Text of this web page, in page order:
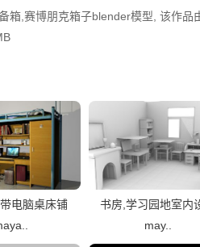
箱,赛博朋克箱子blender模型, 该作
电脑桌床铺
书房,学习园地室内
may..